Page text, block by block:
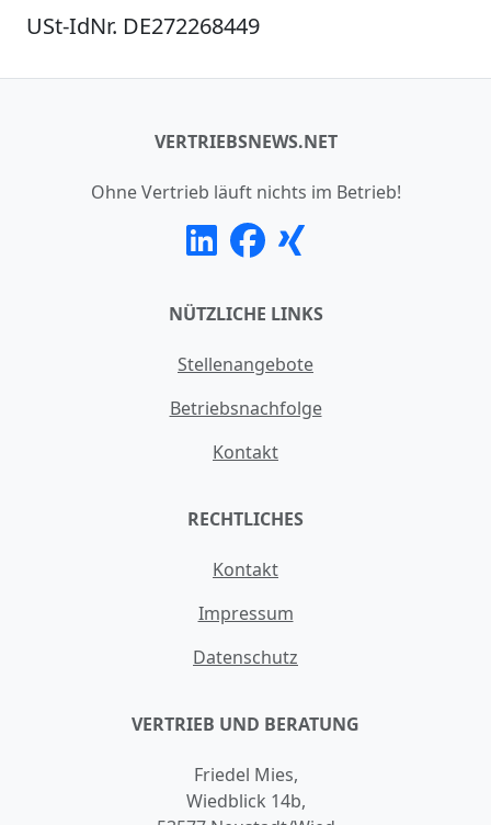
USt-IdNr. DE272268449
VERTRIEBSNEWS.NET
Ohne Vertrieb läuft nichts im Betrieb!
NÜTZLICHE LINKS
Stellenangebote
Betriebsnachfolge
Kontakt
RECHTLICHES
Kontakt
Impressum
Datenschutz
VERTRIEB UND BERATUNG
Friedel Mies,
Wiedblick 14b,